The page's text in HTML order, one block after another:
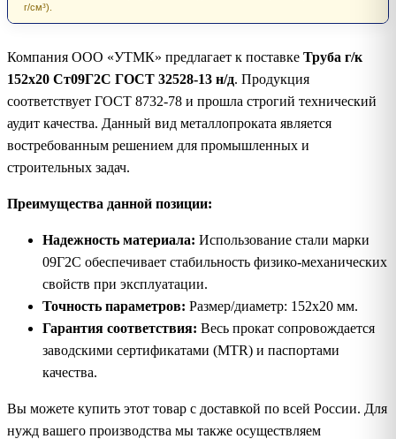
г/см³).
Компания ООО «УТМК» предлагает к поставке Труба г/к
152х20 Ст09Г2С ГОСТ 32528-13 н/д. Продукция
соответствует ГОСТ 8732-78 и прошла строгий технический
аудит качества. Данный вид металлопроката является
востребованным решением для промышленных и
строительных задач.
Преимущества данной позиции:
Надежность материала: Использование стали марки
09Г2С обеспечивает стабильность физико-механических
свойств при эксплуатации.
Точность параметров: Размер/диаметр: 152х20 мм.
Гарантия соответствия: Весь прокат сопровождается
заводскими сертификатами (MTR) и паспортами
качества.
Вы можете купить этот товар с доставкой по всей России. Для
нужд вашего производства мы также осуществляем